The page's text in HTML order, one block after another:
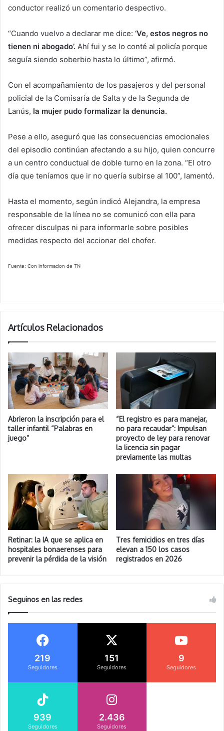
conductor realizó un comentario despectivo.
“Cuando vuelvo a declarar me dice: ‘Ve, estos negros no
tienen ni abogado’. Ahí fui y se lo conté al policía porque
seguía siendo soberbio hasta lo último”, afirmó.
Con el acompañamiento de los pasajeros y del personal
policial de la Comisaría de Salta y de la Segunda de
Lanús, la mujer pudo formalizar la denuncia.
Pese a ello, aseguró que las consecuencias emocionales
del episodio continúan afectando a su hijo, quien concurre
a un centro conductual de doble turno en la zona. “El otro
día que teníamos que ir no quería subirse al 100”, lamentó.
Hasta el momento, según indicó Alejandra, la empresa
responsable de la línea no se comunicó con ella para
ofrecer disculpas ni para informarle sobre posibles
medidas respecto del accionar del chofer.
Fuente: Con informacion de TN
Artículos Relacionados
Abrieron la inscripción para el
taller infantil “Palabras en
juego”
“El registro es para manejar,
no para recaudar”: Impulsan
proyecto de ley para renovar
la licencia sin pagar
previamente las multas
Retinar: la IA que se aplica en
hospitales bonaerenses para
prevenir la pérdida de la visión
Tres femicidios en tres días
elevan a 150 los casos
registrados en 2026
Seguinos en las redes
219
Seguidores
151
Seguidores
9
Seguidores
939
Seguidores
2.436
Seguidores